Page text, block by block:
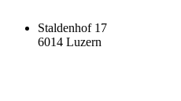
Staldenhof 17
6014 Luzern